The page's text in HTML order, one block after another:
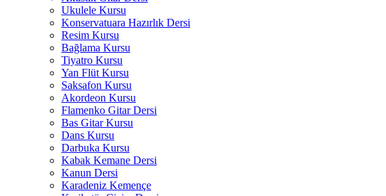
Ukulele Kursu
Konservatuara Hazırlık Dersi
Resim Kursu
Bağlama Kursu
Tiyatro Kursu
Yan Flüt Kursu
Saksafon Kursu
Akordeon Kursu
Flamenko Gitar Dersi
Bas Gitar Kursu
Dans Kursu
Darbuka Kursu
Kabak Kemane Dersi
Kanun Dersi
Karadeniz Kemençe